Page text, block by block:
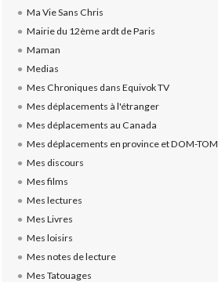
Ma Vie Sans Chris
Mairie du 12ème ardt de Paris
Maman
Medias
Mes Chroniques dans Equivok TV
Mes déplacements à l'étranger
Mes déplacements au Canada
Mes déplacements en province et DOM-TOM
Mes discours
Mes films
Mes lectures
Mes Livres
Mes loisirs
Mes notes de lecture
Mes Tatouages